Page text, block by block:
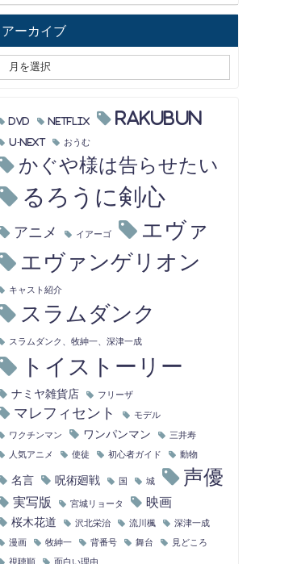
アーカイブ
DVD Netflix RAKUBUN
U-NEXT おうむ
かぐや様は告らせたい
るろうに剣心
アニメ イアーゴ
エヴァ
エヴァンゲリオン
キャスト紹介
スラムダンク
スラムダンク、牧紳一、深津一成
トイストーリー
ナミヤ雑貨店 フリーザ
マレフィセント モデル
ワクチンマン ワンパンマン 三井寿
人気アニメ 使徒 初心者ガイド 動物
名言 呪術廻戦 国 城 声優
実写版 宮城リョータ 映画
桜木花道 沢北栄治 流川楓 深津一成
漫画 牧紳一 背番号 舞台 見どころ